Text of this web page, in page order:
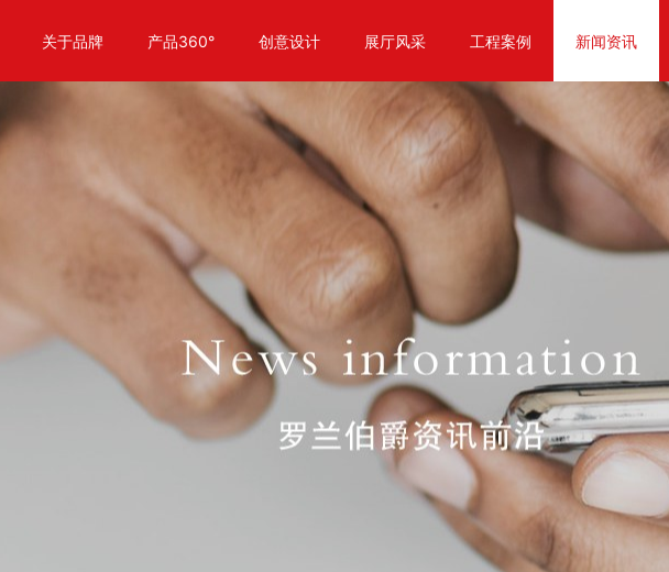
关于品牌 产品360° 创意设计 展厅风采 工程案例 新闻资讯